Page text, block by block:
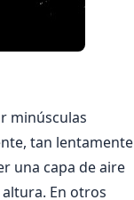
minúsculas
tan lentamente
una capa de aire
En otros